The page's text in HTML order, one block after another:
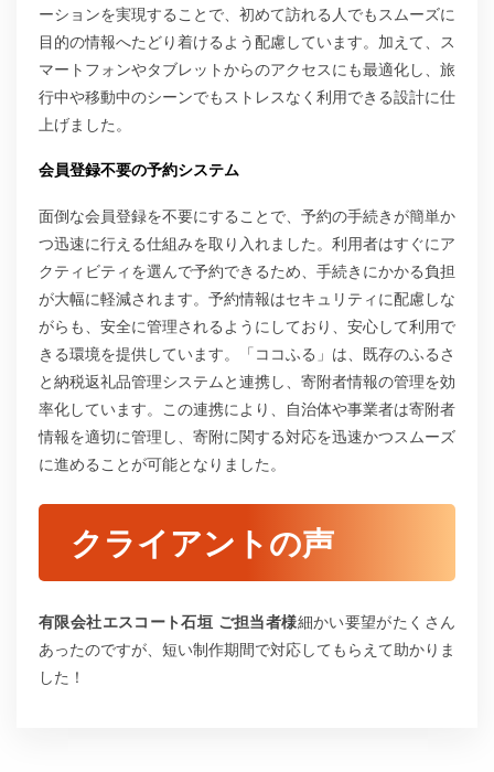
ーションを実現することで、初めて訪れる人でもスムーズに
目的の情報へたどり着けるよう配慮しています。加えて、ス
マートフォンやタブレットからのアクセスにも最適化し、旅
行中や移動中のシーンでもストレスなく利用できる設計に仕
上げました。
会員登録不要の予約システム
面倒な会員登録を不要にすることで、予約の手続きが簡単か
つ迅速に行える仕組みを取り入れました。利用者はすぐにア
クティビティを選んで予約できるため、手続きにかかる負担
が大幅に軽減されます。予約情報はセキュリティに配慮しな
がらも、安全に管理されるようにしており、安心して利用で
きる環境を提供しています。「ココふる」は、既存のふるさ
と納税返礼品管理システムと連携し、寄附者情報の管理を効
率化しています。この連携により、自治体や事業者は寄附者
情報を適切に管理し、寄附に関する対応を迅速かつスムーズ
に進めることが可能となりました。
クライアントの声
有限会社エスコート石垣 ご担当者様細かい要望がたくさん
あったのですが、短い制作期間で対応してもらえて助かりま
した！